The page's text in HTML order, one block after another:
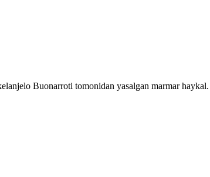
Buonarroti tomonidan yasalgan marmar